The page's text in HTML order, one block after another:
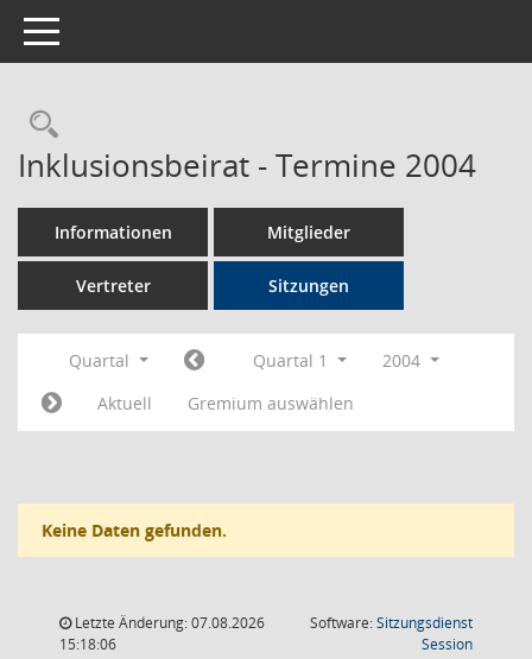
Toggle navigation
Rechercheauswahl
Inklusionsbeirat - Termine 2004
Informationen Mitglieder
Vertreter Sitzungen
Quartal Quartal 1
2004
Aktuell
Gremium auswählen
Keine Daten gefunden.
Letzte Änderung: 07.08.2026
15:18:06
Software:Sitzungsdienst
Session(Wird in